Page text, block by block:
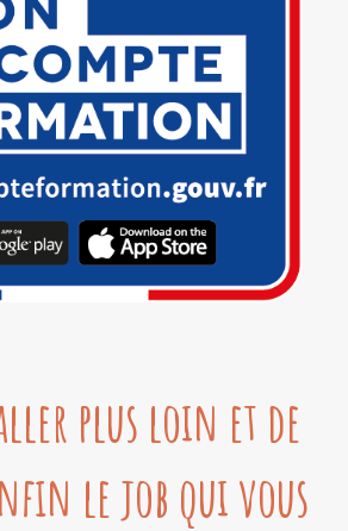
plus loin et de
le job qui vous